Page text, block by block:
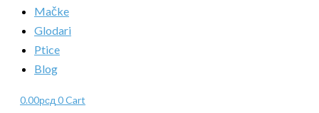
Mačke
Glodari
Ptice
Blog
0.00рсд 0Cart